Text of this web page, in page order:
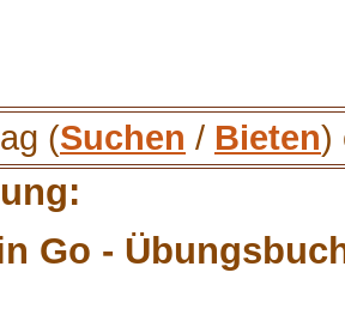
(Suchen / Bieten)
Go -